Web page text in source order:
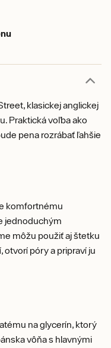
klasickej anglickej
Praktická voľba ako
pena rozrábať ľahšie
komfortnému
jednoduchým
môžu použiť aj štetku
otvorí póry a pripraví ju
na glycerín, ktorý
vôňa s hlavnými